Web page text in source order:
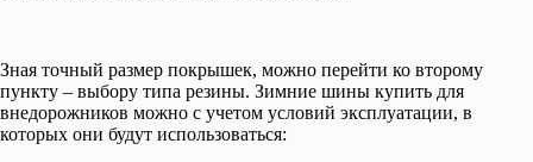
Зная точный размер покрышек, можно перейти ко второму
пункту – выбору типа резины. Зимние шины купить для
внедорожников можно с учетом условий эксплуатации, в
которых они будут использоваться: